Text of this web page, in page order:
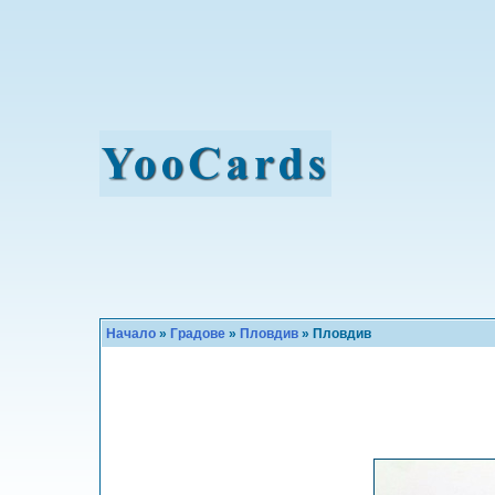
Начало » Градове » Пловдив » Пловдив